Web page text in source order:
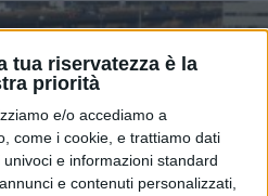
tua riservatezza è la
priorità
e/o accediamo a
come i cookie, e trattiamo dati
e informazioni standard
e contenuti personalizzati,